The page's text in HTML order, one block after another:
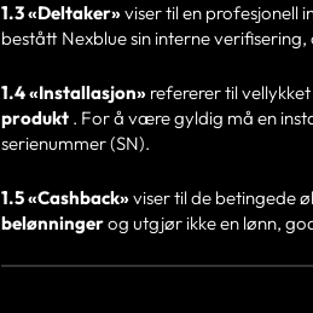
1.3 «Deltaker»viser til en profesjonell
bestått Nexblue sin interne
1.4 «Installasjon» refererer til
produkt . For å være gyldig må en
serienummer (SN).
1.5 «Cashback»viser til de betingede
belønningerog utgjør ikke en lønn,